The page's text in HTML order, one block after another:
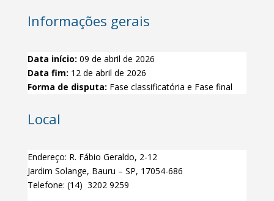
Informações gerais
Data início: 09 de abril de 2026
Data fim: 12 de abril de 2026
Forma de disputa: Fase classificatória e Fase final
Local
Endereço: R. Fábio Geraldo, 2-12
Jardim Solange, Bauru – SP, 17054-686
Telefone: (14) 3202 9259